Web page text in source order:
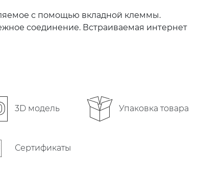
с помощью вкладной клеммы.
соединение. Встраиваемая интернет
3D модель Упаковка товара
Сертификаты